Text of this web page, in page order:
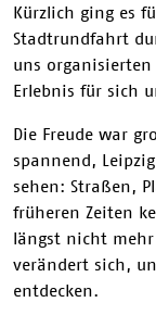
Kürzlich ging es
Stadtrundfahrt
uns organisierten
Erlebnis für sich
Die Freude war
spannend,
sehen: Straßen,
früheren Zeiten
längst nicht
verändert sich,
entdecken.